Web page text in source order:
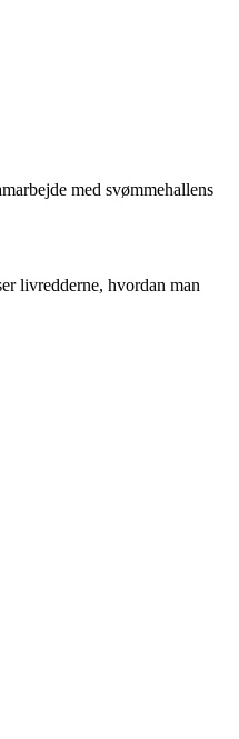
med svømmehallens
livredderne, hvordan man